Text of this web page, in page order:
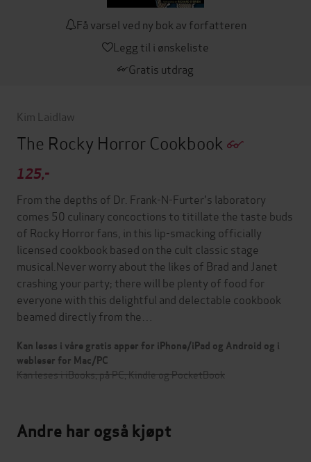
Få varsel ved ny bok av forfatteren
Legg til i ønskeliste
Gratis utdrag
Kim Laidlaw
The Rocky Horror Cookbook
125,-
From the depths of Dr. Frank-N-Furter's laboratory
comes 50 culinary concoctions to titillate the taste buds
of Rocky Horror fans, in this lip-smacking officially
licensed cookbook based on the cult classic stage
musical.Never worry about the likes of Brad and Janet
crashing your party; there will be plenty of food for
everyone with this delightful and delectable cookbook
beamed directly from the…
Kan leses i våre gratis apper for iPhone/iPad og Android og i
webleser for Mac/PC
Kan leses i iBooks, på PC, Kindle og PocketBook
Andre har også kjøpt